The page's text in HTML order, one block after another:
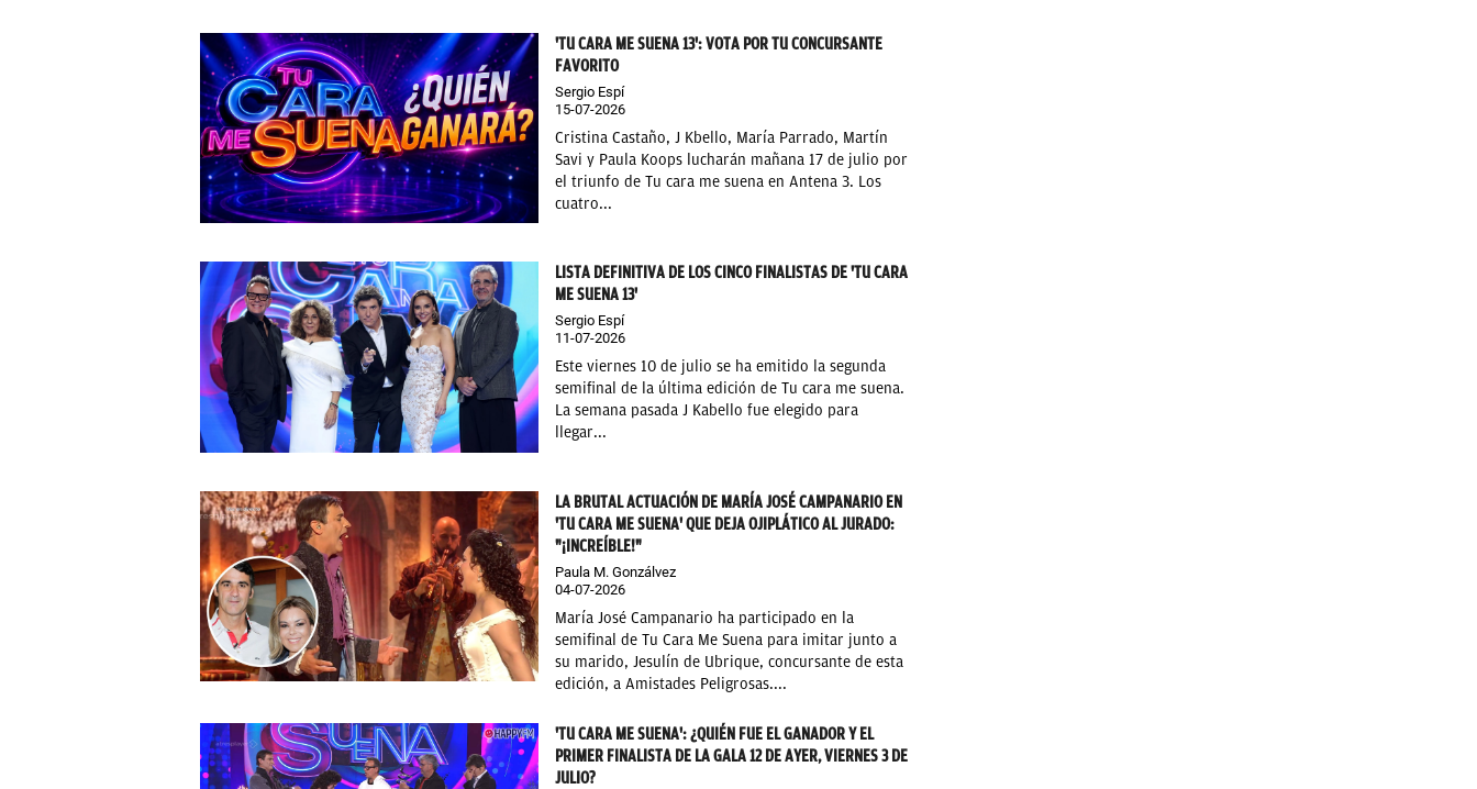
'TU CARA ME SUENA 13': VOTA POR TU CONCURSANTE
FAVORITO
Sergio Espí
15-07-2026
Cristina Castaño, J Kbello, María Parrado, Martín
Savi y Paula Koops lucharán mañana 17 de julio por
el triunfo de Tu cara me suena en Antena 3. Los
cuatro...
LISTA DEFINITIVA DE LOS CINCO FINALISTAS DE 'TU CARA
ME SUENA 13'
Sergio Espí
11-07-2026
Este viernes 10 de julio se ha emitido la segunda
semifinal de la última edición de Tu cara me suena.
La semana pasada J Kabello fue elegido para
llegar...
LA BRUTAL ACTUACIÓN DE MARÍA JOSÉ CAMPANARIO EN
'TU CARA ME SUENA' QUE DEJA OJIPLÁTICO AL JURADO:
"¡INCREÍBLE!"
Paula M. Gonzálvez
04-07-2026
María José Campanario ha participado en la
semifinal de Tu Cara Me Suena para imitar junto a
su marido, Jesulín de Ubrique, concursante de esta
edición, a Amistades Peligrosas....
'TU CARA ME SUENA': ¿QUIÉN FUE EL GANADOR Y EL
PRIMER FINALISTA DE LA GALA 12 DE AYER, VIERNES 3 DE
JULIO?